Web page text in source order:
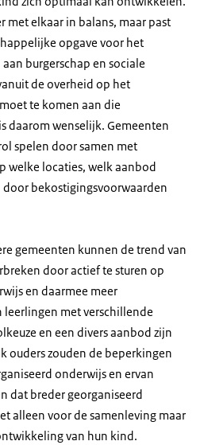
met elkaar in balans, maar past
opgave voor het
burgerschap en sociale
de overheid op het
te komen aan die
daarom wenselijk. Gemeenten
spelen door samen met
welke locaties, welk aanbod
door bekostigingsvoorwaarden
gemeenten kunnen de trend van
door actief te sturen op
en daarmee meer
met verschillende
en een divers aanbod zijn
ouders zouden de beperkingen
onderwijs en ervan
dat breder georganiseerd
alleen voor de samenleving maar
van hun kind.